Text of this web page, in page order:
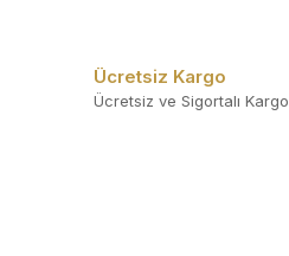
Ücretsiz Kargo
Ücretsiz ve Sigortalı Kargo